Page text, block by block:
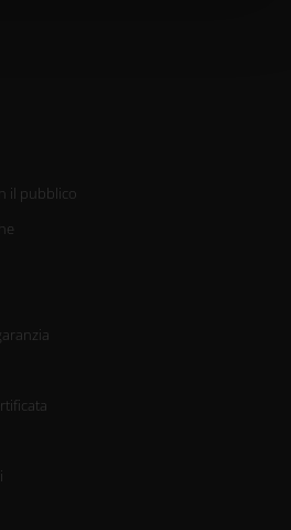
i quali potrebbero combinarle
il pubblico